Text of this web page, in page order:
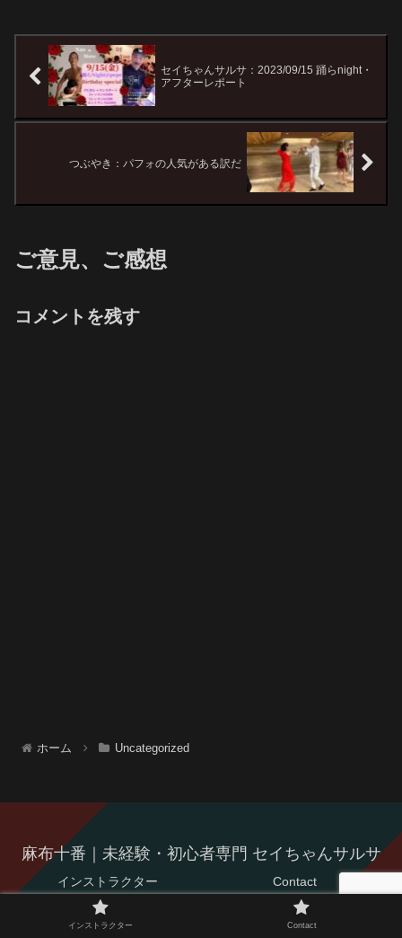
セイちゃんサルサ：2023/09/15 踊らnight・
アフターレポート
つぶやき：パフォの人気がある訳だ
ご意見、ご感想
コメントを残す
ホーム Uncategorized
麻布十番｜未経験・初心者専門 セイちゃんサルサ
インストラクター Contact
© 2021 麻布十番｜未経験・初心者専門 セイちゃんサルサ.
インストラクター Contact